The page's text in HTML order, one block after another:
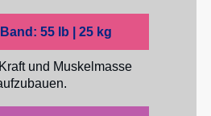
55 lb | 25 kg
und Muskelmasse